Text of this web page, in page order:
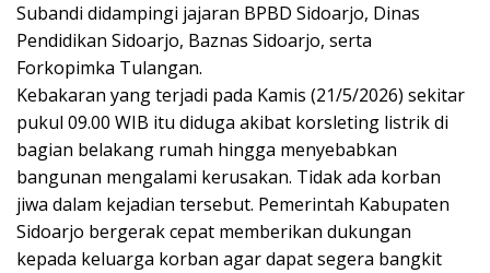
Subandi didampingi jajaran BPBD Sidoarjo, Dinas
Pendidikan Sidoarjo, Baznas Sidoarjo, serta
Forkopimka Tulangan.
Kebakaran yang terjadi pada Kamis (21/5/2026) sekitar
pukul 09.00 WIB itu diduga akibat korsleting listrik di
bagian belakang rumah hingga menyebabkan
bangunan mengalami kerusakan. Tidak ada korban
jiwa dalam kejadian tersebut. Pemerintah Kabupaten
Sidoarjo bergerak cepat memberikan dukungan
kepada keluarga korban agar dapat segera bangkit